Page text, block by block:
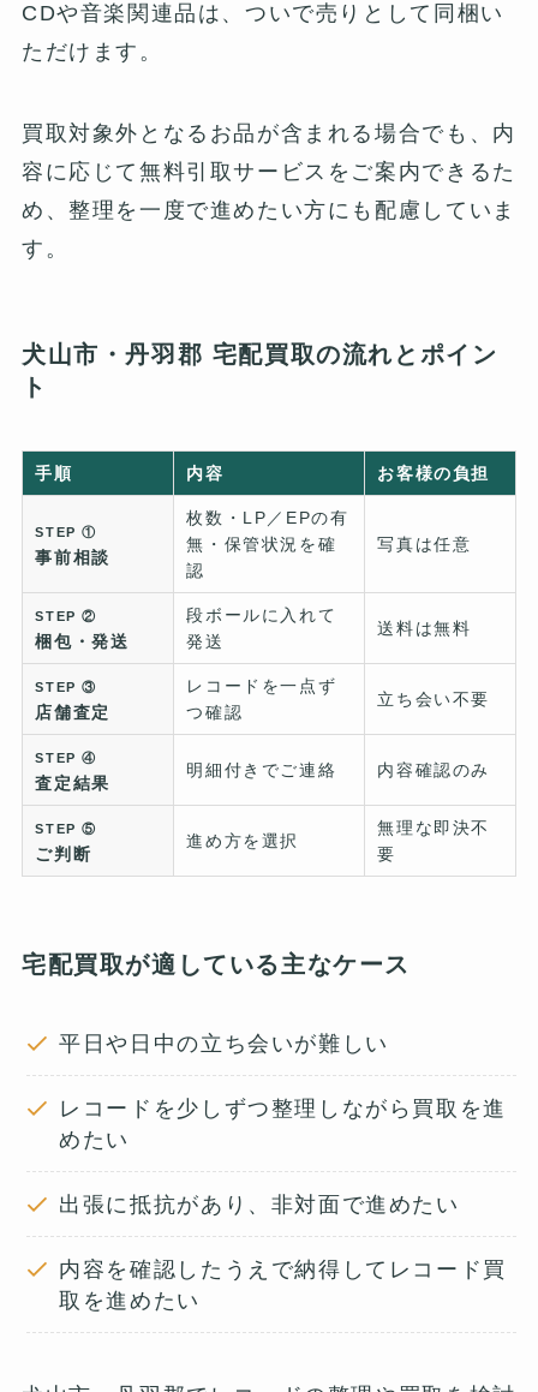
CDや音楽関連品は、ついで売りとして同梱い
ただけます。
買取対象外となるお品が含まれる場合でも、内
容に応じて無料引取サービスをご案内できるた
め、整理を一度で進めたい方にも配慮していま
す。
犬山市・丹羽郡 宅配買取の流れとポイン
ト
手順 内容 お客様の負担
STEP ①
事前相談
枚数・LP／EPの有
無・保管状況を確
認
写真は任意
STEP ②
梱包・発送
段ボールに入れて
発送
送料は無料
STEP ③
店舗査定
レコードを一点ず
つ確認
立ち会い不要
STEP ④
査定結果
明細付きでご連絡 内容確認のみ
STEP ⑤
ご判断
進め方を選択
無理な即決不
要
宅配買取が適している主なケース
平日や日中の立ち会いが難しい
レコードを少しずつ整理しながら買取を進
めたい
出張に抵抗があり、非対面で進めたい
内容を確認したうえで納得してレコード買
取を進めたい